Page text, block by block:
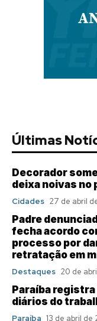
Últimas
Decorador
deixa noivas no
Cidades 27 de abril
Padre
fecha acordo
processo por
retratação em
Destaques 20 de
Paraíba
diários do
Paraíba 13 de abril de